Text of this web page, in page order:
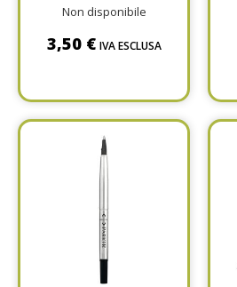
Non disponibile
3,50 € IVA ESCLUSA